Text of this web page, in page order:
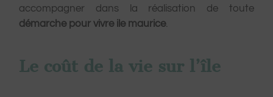
accompagner dans la réalisation de toute
démarche pour vivre ile maurice.
Le coût de la vie sur l’île